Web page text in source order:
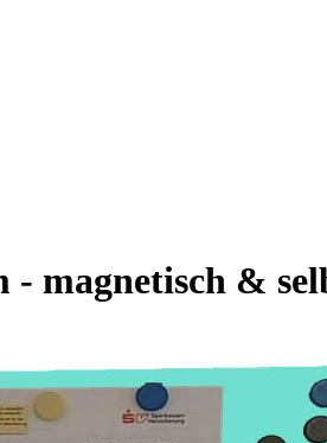
- magnetisch &